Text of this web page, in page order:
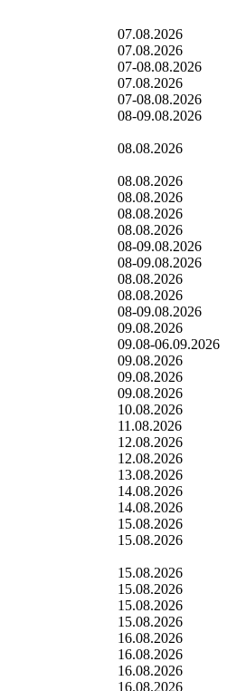
07.08.2026
07.08.2026
07-08.08.2026
07.08.2026
07-08.08.2026
08-09.08.2026
08.08.2026
08.08.2026
08.08.2026
08.08.2026
08.08.2026
08-09.08.2026
08-09.08.2026
08.08.2026
08.08.2026
08-09.08.2026
09.08.2026
09.08-06.09.2026
09.08.2026
09.08.2026
09.08.2026
10.08.2026
11.08.2026
12.08.2026
12.08.2026
13.08.2026
14.08.2026
14.08.2026
15.08.2026
15.08.2026
15.08.2026
15.08.2026
15.08.2026
15.08.2026
16.08.2026
16.08.2026
16.08.2026
16.08.2026